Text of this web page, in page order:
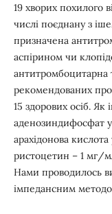
19 хворих похилого
числі поєднану з
призначена
аспірином чи
антитромбоцитарна
рекомендованих
15 здорових осіб. Як
аденозиндифосфат
арахідонова
ристоцетин – 1 мг/
Нами проводилось
імпедансним